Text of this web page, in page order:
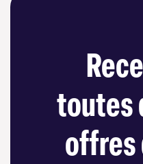
toutes
offres